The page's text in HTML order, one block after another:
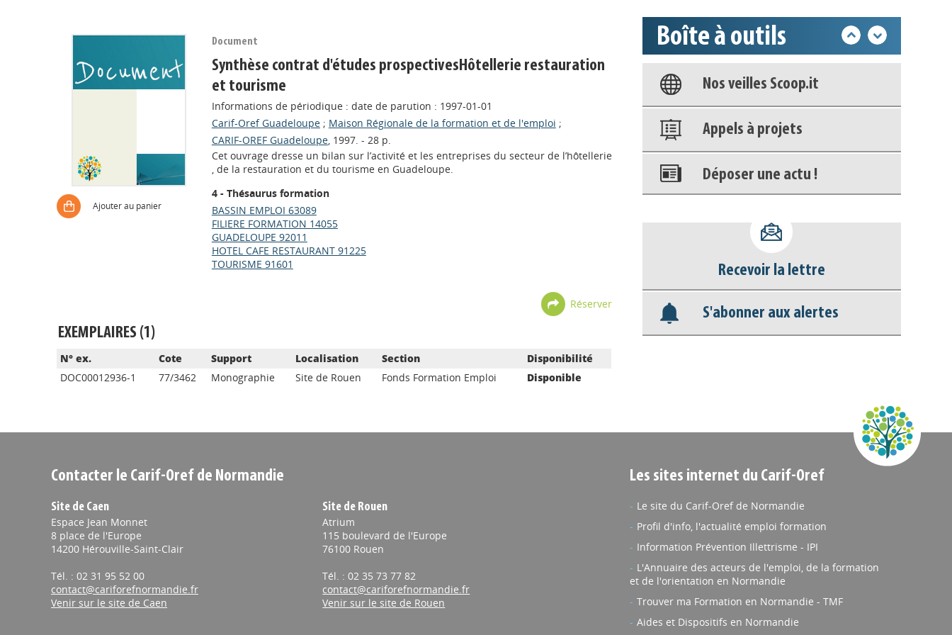
Ajouter au panier
Document
Synthèse contrat d'études prospectivesHôtellerie restauration
et tourisme
Informations de périodique : date de parution : 1997-01-01
Carif-Oref Guadeloupe; Maison Régionale de la formation et de l'emploi ;
CARIF-OREF Guadeloupe, 1997. - 28 p.
Cet ouvrage dresse un bilan sur l’activité et les entreprises du secteur de l’hôtellerie
, de la restauration et du tourisme en Guadeloupe.
4 - Thésaurus formation
BASSIN EMPLOI 63089
FILIERE FORMATION 14055
GUADELOUPE 92011
HOTEL CAFE RESTAURANT 91225
TOURISME 91601
Réserver
EXEMPLAIRES (1)
N° ex. Cote Support Localisation Section
Disponibilité
DOC00012936-1
77/3462 Monographie Site de Rouen Fonds Formation Emploi Disponible
Boîte à outils
Base documentaire
Nos veilles Scoop.it
Appels à projets
Déposer une actu !
déconnecter)
Base documentaire
Nos veilles Scoop.it
Recevoir la lettre
S'abonner aux alertes
Contacter le Carif-Oref de Normandie
Site de Caen
Espace Jean Monnet
8 place de l'Europe
14200 Hérouville-Saint-Clair
Tél. : 02 31 95 52 00
contact@cariforefnormandie.fr
Venir sur le site de Caen
Site de Rouen
Atrium
115 boulevard de l'Europe
76100 Rouen
Tél. : 02 35 73 77 82
contact@cariforefnormandie.fr
Venir sur le site de Rouen
Les sites internet du Carif-Oref
Le site du Carif-Oref de Normandie
Profil d'info, l'actualité emploi formation
Information Prévention Illettrisme - IPI
L'Annuaire des acteurs de l'emploi, de la formation
et de l'orientation en Normandie
Trouver ma Formation en Normandie - TMF
Aides et Dispositifs en Normandie